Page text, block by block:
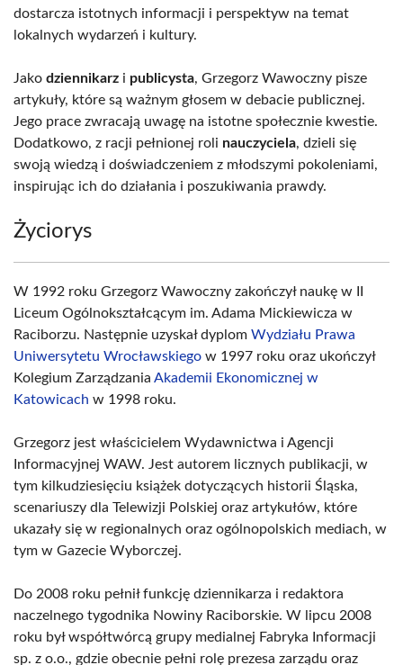
dostarcza istotnych informacji i perspektyw na temat
lokalnych wydarzeń i kultury.
Jako dziennikarz i publicysta, Grzegorz Wawoczny pisze
artykuły, które są ważnym głosem w debacie publicznej.
Jego prace zwracają uwagę na istotne społecznie kwestie.
Dodatkowo, z racji pełnionej roli nauczyciela, dzieli się
swoją wiedzą i doświadczeniem z młodszymi pokoleniami,
inspirując ich do działania i poszukiwania prawdy.
Życiorys
W 1992 roku Grzegorz Wawoczny zakończył naukę w II
Liceum Ogólnokształcącym im. Adama Mickiewicza w
Raciborzu. Następnie uzyskał dyplom Wydziału Prawa
Uniwersytetu Wrocławskiego w 1997 roku oraz ukończył
Kolegium Zarządzania Akademii Ekonomicznej w
Katowicach w 1998 roku.
Grzegorz jest właścicielem Wydawnictwa i Agencji
Informacyjnej WAW. Jest autorem licznych publikacji, w
tym kilkudziesięciu książek dotyczących historii Śląska,
scenariuszy dla Telewizji Polskiej oraz artykułów, które
ukazały się w regionalnych oraz ogólnopolskich mediach, w
tym w Gazecie Wyborczej.
Do 2008 roku pełnił funkcję dziennikarza i redaktora
naczelnego tygodnika Nowiny Raciborskie. W lipcu 2008
roku był współtwórcą grupy medialnej Fabryka Informacji
sp. z o.o., gdzie obecnie pełni rolę prezesa zarządu oraz